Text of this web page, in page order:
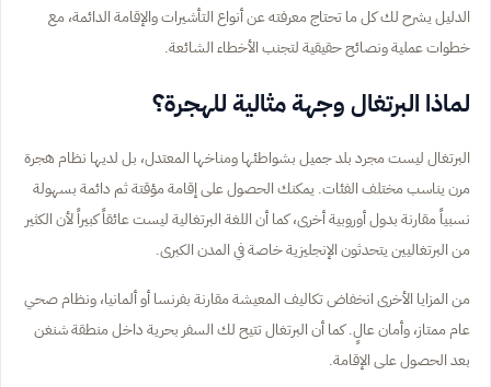
الدليل يشرح لك كل ما تحتاج معرفته عن أنواع التأشيرات والإقامة الدائمة، مع
خطوات عملية ونصائح حقيقية لتجنب الأخطاء الشائعة.
لماذا البرتغال وجهة مثالية للهجرة؟
البرتغال ليست مجرد بلد جميل بشواطئها ومناخها المعتدل، بل لديها نظام هجرة
مرن يناسب مختلف الفئات. يمكنك الحصول على إقامة مؤقتة ثم دائمة بسهولة
نسبياً مقارنة بدول أوروبية أخرى، كما أن اللغة البرتغالية ليست عائقاً كبيراً لأن الكثير
من البرتغاليين يتحدثون الإنجليزية خاصة في المدن الكبرى.
من المزايا الأخرى انخفاض تكاليف المعيشة مقارنة بفرنسا أو ألمانيا، ونظام صحي
عام ممتاز، وأمان عالٍ. كما أن البرتغال تتيح لك السفر بحرية داخل منطقة شنغن
بعد الحصول على الإقامة.